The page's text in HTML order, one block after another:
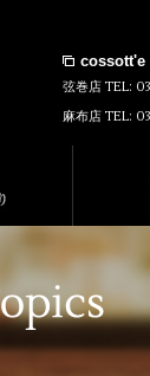
cossott'e
弦巻店 TEL:
麻布店 TEL: